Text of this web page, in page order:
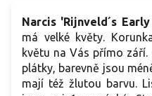
nabízí.
Narcis 'Rijnveld´s
má velké květy.
květu na Vás přímo
plátky, barevně jsou
mají též žlutou barvu.